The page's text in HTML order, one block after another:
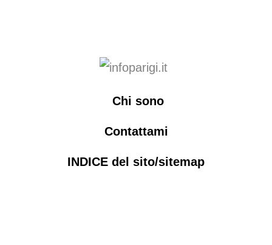
Chi sono
Contattami
INDICE del sito/sitemap